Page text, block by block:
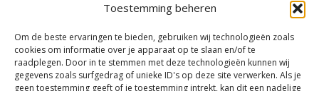
Toestemming beheren
Om de beste ervaringen te bieden, gebruiken wij technologieën zoals
cookies om informatie over je apparaat op te slaan en/of te
raadplegen. Door in te stemmen met deze technologieën kunnen wij
gegevens zoals surfgedrag of unieke ID's op deze site verwerken. Als je
geen toestemming geeft of je toestemming intrekt, kan dit een nadelige
Due Diligence Spaans vastgoed
Emigreren naar Spanje Expert Call | Illegaal bouwen
door Mirjam van Riet (jan 2026)
Illegale bouw Spanje